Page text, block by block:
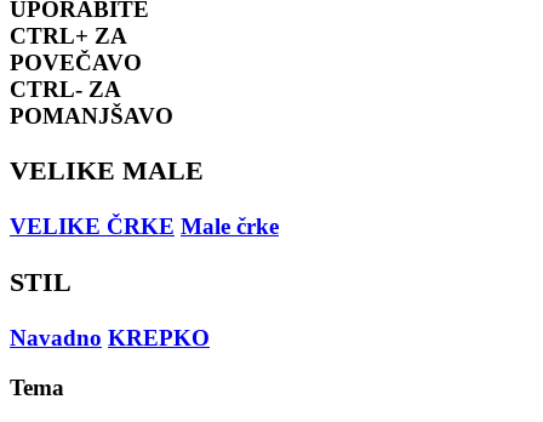
UPORABITE
CTRL+ ZA
POVEČAVO
CTRL- ZA
POMANJŠAVO
VELIKE MALE
VELIKE ČRKE Male črke
STIL
Navadno KREPKO
Tema